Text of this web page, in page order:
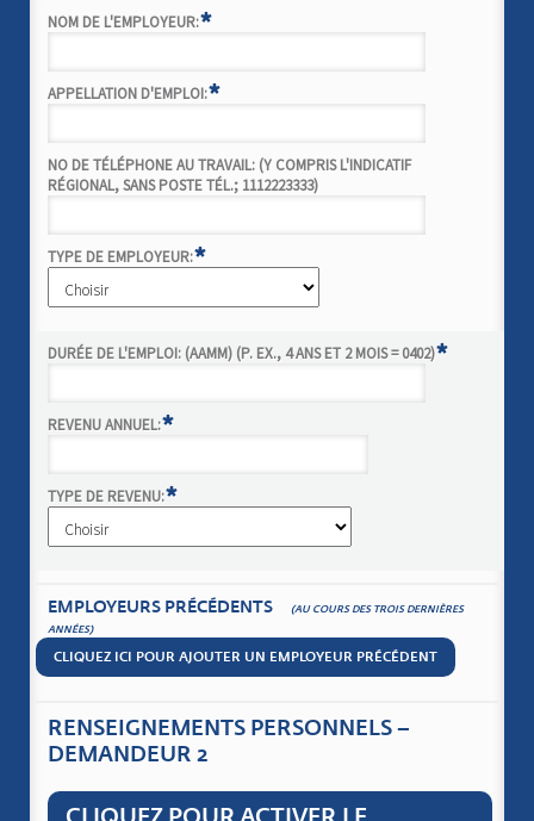
NOM DE L'EMPLOYEUR:*
APPELLATION D'EMPLOI:*
NO DE TÉLÉPHONE AU TRAVAIL: (Y COMPRIS L'INDICATIF
RÉGIONAL, SANS POSTE TÉL.; 1112223333)
TYPE DE EMPLOYEUR:*
DURÉE DE L'EMPLOI: (AAMM) (P. EX., 4 ANS ET 2 MOIS = 0402)*
REVENU ANNUEL:*
TYPE DE REVENU:*
EMPLOYEURS PRÉCÉDENTS
(AU COURS DES TROIS DERNIÈRES
ANNÉES)
CLIQUEZ ICI POUR AJOUTER UN EMPLOYEUR PRÉCÉDENT
RENSEIGNEMENTS PERSONNELS –
DEMANDEUR 2